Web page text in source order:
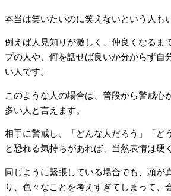
本当は笑いたいのに笑えないという人も
例えば人見知りが激しく、仲良くなるま
プの人や、何を話せば良いか分からず自
い人です。
このような人の場合は、普段から警戒心
多い人と言えます。
相手に警戒し、「どんな人だろう」「ど
と恐れる気持ちがあれば、当然表情は硬
同じように緊張している場合でも、頭が
り、色々なことを考えすぎてしまって、